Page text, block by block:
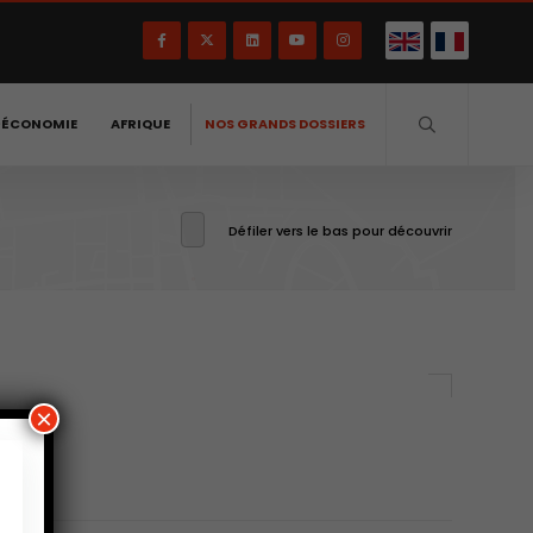
AFRIQUE NOS GRANDS DOSSIERS
Défiler vers le bas pour découvrir
×